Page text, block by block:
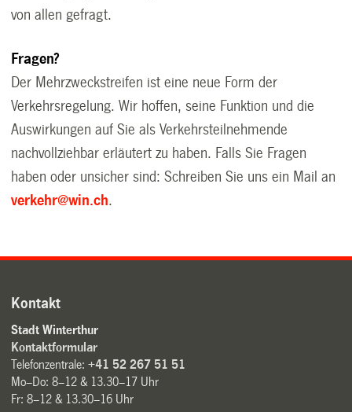
von allen gefragt.
Fragen?
Der Mehrzweckstreifen ist eine neue Form der
Verkehrsregelung. Wir hoffen, seine Funktion und die
Auswirkungen auf Sie als Verkehrsteilnehmende
nachvollziehbar erläutert zu haben. Falls Sie Fragen
haben oder unsicher sind: Schreiben Sie uns ein Mail an
verkehr@win.ch.
Kontakt
Stadt Winterthur
Kontaktformular
Telefonzentrale:+41 52 267 51 51
Mo–Do: 8–12 & 13.30–17 Uhr
Fr: 8–12 & 13.30–16 Uhr